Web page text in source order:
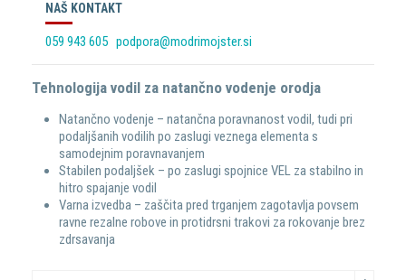
NAŠ KONTAKT
059 943 605 podpora@modrimojster.si
Tehnologija vodil za natančno vodenje orodja
Natančno vodenje – natančna poravnanost vodil, tudi pri
podaljšanih vodilih po zaslugi veznega elementa s
samodejnim poravnavanjem
Stabilen podaljšek – po zaslugi spojnice VEL za stabilno in
hitro spajanje vodil
Varna izvedba – zaščita pred trganjem zagotavlja povsem
ravne rezalne robove in protidrsni trakovi za rokovanje brez
zdrsavanja